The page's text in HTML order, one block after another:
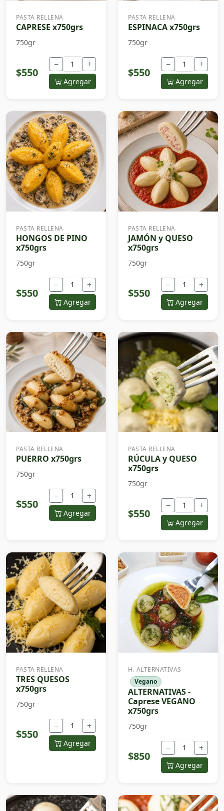
PASTA RELLENA
CAPRESE x750grs
750gr
$550
− +
Agregar
PASTA RELLENA
ESPINACA x750grs
750gr
$550
− +
Agregar
PASTA RELLENA
HONGOS DE PINO
x750grs
750gr
$550
− +
Agregar
PASTA RELLENA
JAMÓN y QUESO
x750grs
750gr
$550
− +
Agregar
PASTA RELLENA
PUERRO x750grs
750gr
$550
− +
Agregar
PASTA RELLENA
RÚCULA y QUESO
x750grs
750gr
$550
− +
Agregar
PASTA RELLENA
TRES QUESOS
x750grs
750gr
$550
− +
Agregar
H. ALTERNATIVAS
Vegano
ALTERNATIVAS -
Caprese VEGANO
x750grs
750gr
$850
− +
Agregar